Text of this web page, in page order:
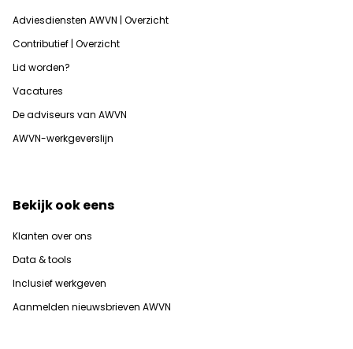
Adviesdiensten AWVN | Overzicht
Contributief | Overzicht
Lid worden?
Vacatures
De adviseurs van AWVN
AWVN-werkgeverslijn
Bekijk ook eens
Klanten over ons
Data & tools
Inclusief werkgeven
Aanmelden nieuwsbrieven AWVN